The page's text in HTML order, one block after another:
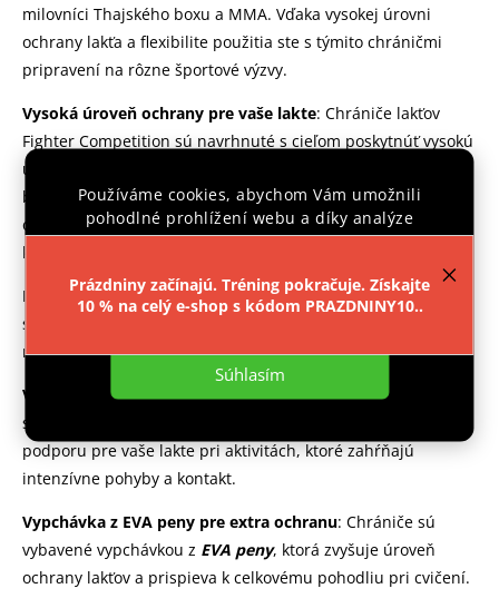
Používáme cookies, abychom Vám umožnili
pohodlné prohlížení webu a díky analýze
provozu webu neustále zlepšovali jeho funkce,
Nastavenie
Súhlasím
Prázdniny začínajú. Tréning pokračuje. Získajte
10 % na celý e-shop s kódom PRAZDNINY10..
milovníci Thajského boxu a MMA. Vďaka vysokej úrovni
ochrany lakťa a flexibilite použitia ste s týmito chráničmi
pripravení na rôzne športové výzvy.
Vysoká úroveň ochrany pre vaše lakte: Chrániče lakťov
Fighter Competition sú navrhnuté s cieľom poskytnúť vysokú
úroveň ochrany pre vaše lakte počas tréningu thajského
boxu alebo MMA. Tieto chrániče lakťov nielen poskytujú
ochranu, ale slúžia aj ako prevencia odrenín a zvyšujú
komfort pri cvičení na tvrdých športových povrchoch.
Kvalitný materiál pre pohodlnosť a bezpečnosť: Chrániče
sú vyrobené z
nosenie a zároveň optimálnu bezpečnosť počas cvičenia.
Vhodné pre rôzne športové aktivity: Tieto chrániče lakťov
sú vhodné pre thajský box a MMA, poskytujú potrebnú
podporu pre vaše lakte pri aktivitách, ktoré zahŕňajú
intenzívne pohyby a kontakt.
Vypchávka z EVA peny pre extra ochranu: Chrániče sú
vybavené vypchávkou z EVA peny, ktorá zvyšuje úroveň
ochrany lakťov a prispieva k celkovému pohodliu pri cvičení.